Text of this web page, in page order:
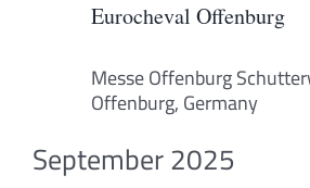
Eurocheval Offenburg
Messe Offenburg
Offenburg, Germany
September 2025